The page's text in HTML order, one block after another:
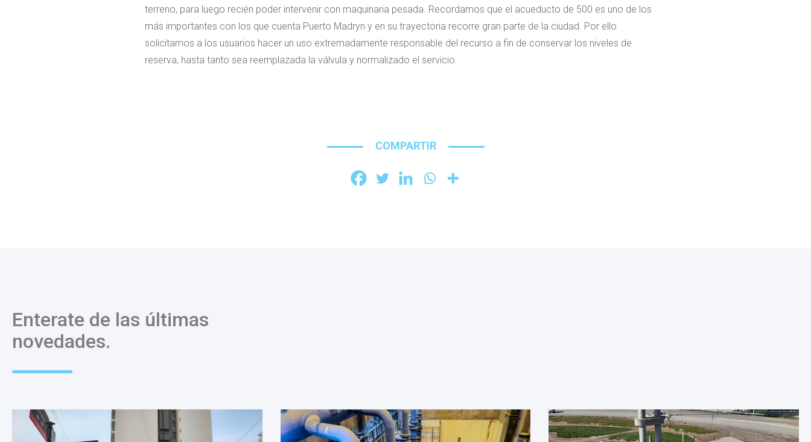
terreno, para luego recién poder intervenir con maquinaria pesada. Recordamos que el acueducto de 500 es uno de los
más importantes con los que cuenta Puerto Madryn y en su trayectoria recorre gran parte de la ciudad. Por ello
solicitamos a los usuarios hacer un uso extremadamente responsable del recurso a fin de conservar los niveles de
reserva, hasta tanto sea reemplazada la válvula y normalizado el servicio.
COMPARTIR
Enterate de las últimas
novedades.